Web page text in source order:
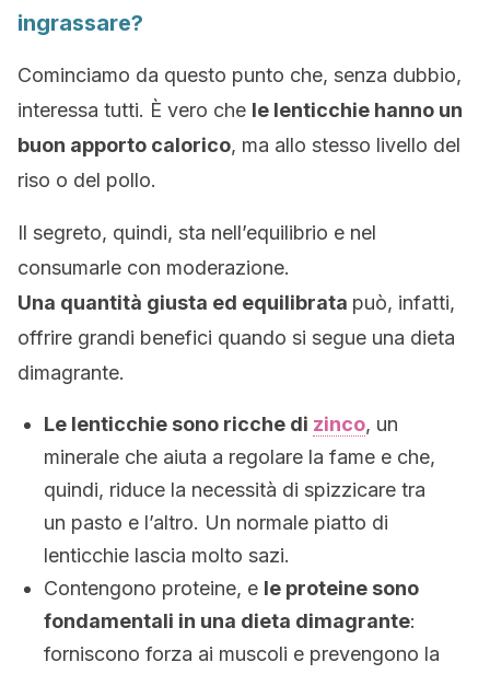
ingrassare?
Cominciamo da questo punto che, senza dubbio,
interessa tutti. È vero che le lenticchie hanno un
buon apporto calorico, ma allo stesso livello del
riso o del pollo.
Il segreto, quindi, sta nell’equilibrio e nel
consumarle con moderazione.
Una quantità giusta ed equilibrata può, infatti,
offrire grandi benefici quando si segue una dieta
dimagrante.
Le lenticchie sono ricche di zinco, un
minerale che aiuta a regolare la fame e che,
quindi, riduce la necessità di spizzicare tra
un pasto e l’altro. Un normale piatto di
lenticchie lascia molto sazi.
Contengono proteine, e le proteine sono
fondamentali in una dieta dimagrante:
forniscono forza ai muscoli e prevengono la